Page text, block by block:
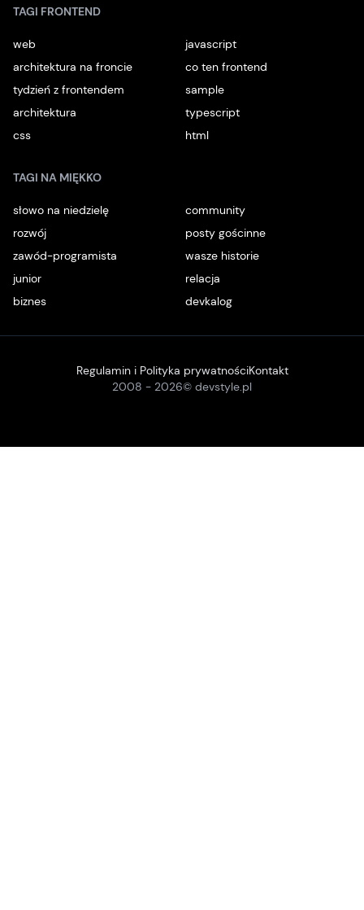
TAGI FRONTEND
web
javascript
architektura na froncie
co ten frontend
tydzień z frontendem
sample
architektura
typescript
css
html
TAGI NA MIĘKKO
słowo na niedzielę
community
rozwój
posty gościnne
zawód-programista
wasze historie
junior
relacja
biznes
devkalog
2008 - 2026© devstyle.pl
Regulamin i Polityka prywatnościKontakt